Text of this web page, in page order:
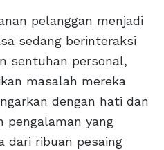
pelanggan menjadi
sedang berinteraksi
sentuhan personal,
masalah mereka
dengan hati dan
pengalaman yang
dari ribuan pesaing